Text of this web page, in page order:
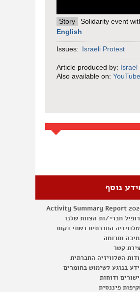
Story Solidarity event
English
Issues: Israeli Protest
Article produced by: Israel
Also available on: YouTube
נוסף
Activity Summary Report
חברי/ות הצוות שלנו
החברתית בשתי דקות
ותרומה
קשר
הטלוויזיה החברתית
בנוגע לשימוש בחומרים
ודוחות
פיננסית